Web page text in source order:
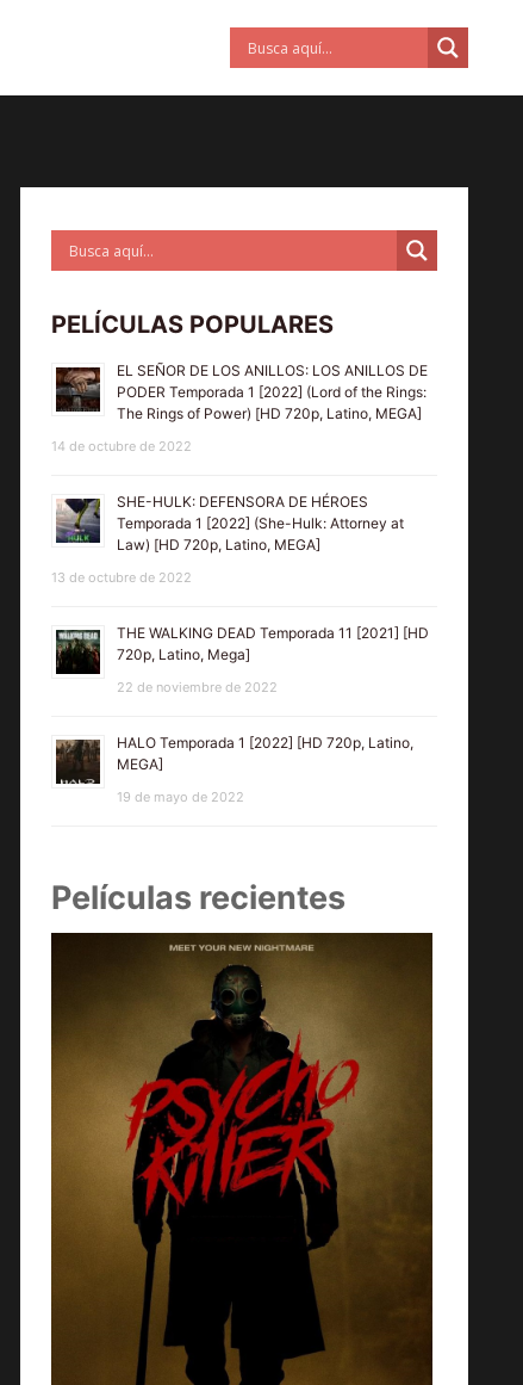
PELÍCULAS POPULARES
EL SEÑOR DE LOS ANILLOS: LOS ANILLOS DE
PODER Temporada 1 [2022] (Lord of the Rings:
The Rings of Power) [HD 720p, Latino, MEGA]
14 de octubre de 2022
SHE-HULK: DEFENSORA DE HÉROES
Temporada 1 [2022] (She-Hulk: Attorney at
Law) [HD 720p, Latino, MEGA]
13 de octubre de 2022
THE WALKING DEAD Temporada 11 [2021] [HD
720p, Latino, Mega]
22 de noviembre de 2022
HALO Temporada 1 [2022] [HD 720p, Latino,
MEGA]
19 de mayo de 2022
Películas recientes